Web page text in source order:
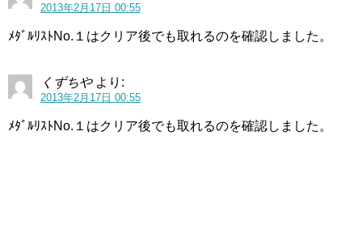
2013年2月17日 00:55
ﾒﾀﾞﾙﾘｽﾄNo.１はクリア後でも取れるのを確認しました。
くずちや より:
2013年2月17日 00:55
ﾒﾀﾞﾙﾘｽﾄNo.１はクリア後でも取れるのを確認しました。